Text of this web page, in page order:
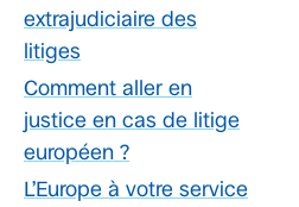
extrajudiciaire des
litiges
Comment aller en
justice en cas de litige
européen ?
L’Europe à votre service